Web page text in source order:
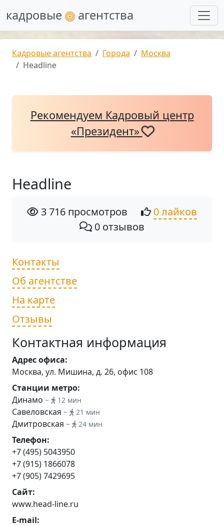
кадровые агентства
Кадровые агентства Города
Москва
Headline
Рекомендуем Кадровый центр
«Президент»
Headline
3 716 просмотров
0 лайков
0 отзывов
Контакты
Об агентстве
На карте
Отзывы
Контактная информация
Адрес офиса:
Москва, ул. Мишина, д. 26, офис 108
Станции метро:
Динамо ~ 12 мин
Савеловская ~ 21 мин
Дмитровская ~ 24 мин
Телефон:
+7 (495) 5043950
+7 (915) 1866078
+7 (905) 7429695
Сайт:
www.head-line.ru
E-mail: